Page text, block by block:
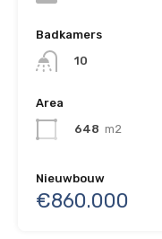
Badkamers
10
Area
648 m2
Nieuwbouw
€860.000